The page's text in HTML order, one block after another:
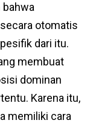
bahwa
otomatis
dari itu.
membuat
dominan
Karena itu,
memiliki cara